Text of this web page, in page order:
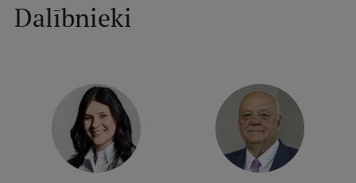
Vēsture un tradīcijas
Aula
Muzeji un ekspozīcijas
Ģerbonis
Dalībnieki